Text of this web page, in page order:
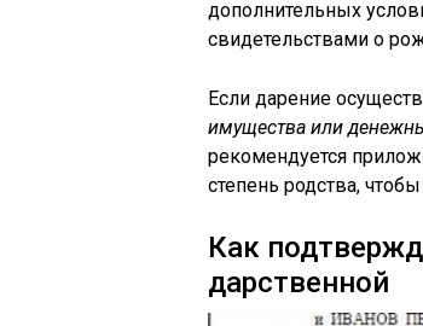
дополнительных
свидетельствами о
Если дарение
имущества или
рекомендуется
степень родства,
Как
дарственной